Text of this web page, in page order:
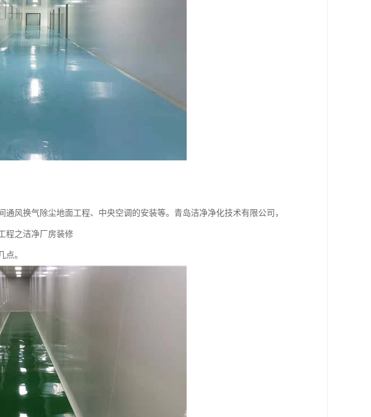
风换气除尘地面工程、中央空调的安装等。青岛洁净净化技术有限公司，
程之洁净厂房装修
点。